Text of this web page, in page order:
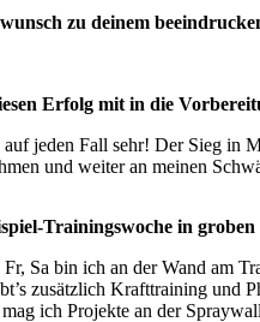
zu deinem
Erfolg mit in die
jeden Fall sehr! Der Sieg in
und weiter an meinen
Trainingswoche in
Sa bin ich an der Wand am
zusätzlich Krafttraining und
ich Projekte an der